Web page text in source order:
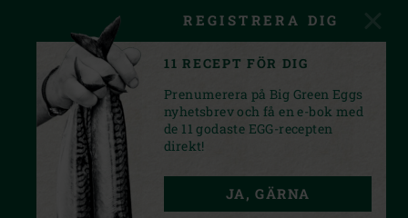
YOUTUBEINSTAGRAM
REGISTRERA DIG
11 RECEPT FÖR DIG
Prenumerera på Big Green Eggs
nyhetsbrev och få en e-bok med
de 11 godaste EGG-recepten
direkt!
JA, GÄRNA